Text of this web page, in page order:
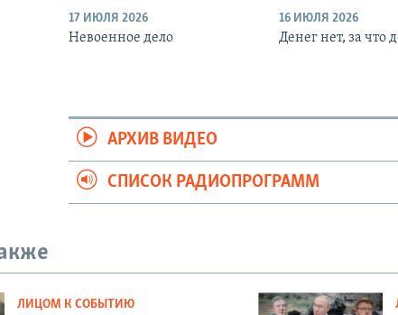
17 ИЮЛЯ 2026
Невоенное дело
16 ИЮЛЯ 2026
Денег нет, за что
АРХИВ ВИДЕО
СПИСОК РАДИОПРОГРАММ
ЛИЦОМ К СОБЫТИЮ